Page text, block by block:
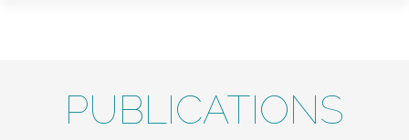
PUBLICATIONS